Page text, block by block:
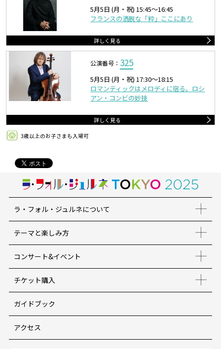
5月5日 (月・祝) 15:45〜16:45
フランスの洒脱な「粋」ここにあり
詳しく見る
公演番号： 325
5月5日 (月・祝) 17:30〜18:15
ロマンティックはメロディに宿る。ロシ
アン・コンビの妙技
詳しく見る
3歳以上のお子さまも入場可
ラ・フォル・ジュルネについて
テーマと楽しみ方
コンサート&イベント
チケット購入
ガイドブック
アクセス